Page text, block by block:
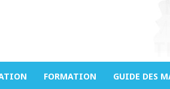
FORMATION GUIDE DES